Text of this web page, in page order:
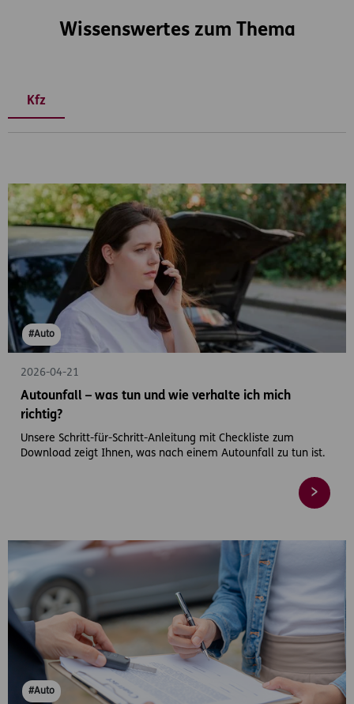
Wissenswertes zum Thema
Kfz
#Auto
2026-04-21
Autounfall – was tun und wie verhalte ich mich
richtig?
Unsere Schritt-für-Schritt-Anleitung mit Checkliste zum
Download zeigt Ihnen, was nach einem Autounfall zu tun ist.
#Auto